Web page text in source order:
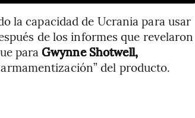
la capacidad de Ucrania para usar
de los informes que revelaron
paraGwynne Shotwell,
del producto.